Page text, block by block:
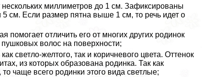
миллиметров до 1 см. Зафиксированы
5 см. Если размер пятна выше 1 см, то речь идет о
отличить его от многих других родинок
волос на поверхности;
светло-желтого, так и коричневого цвета. Оттенок
из которых образована родинка. Так как
чаще всего родинки этого вида светлые;